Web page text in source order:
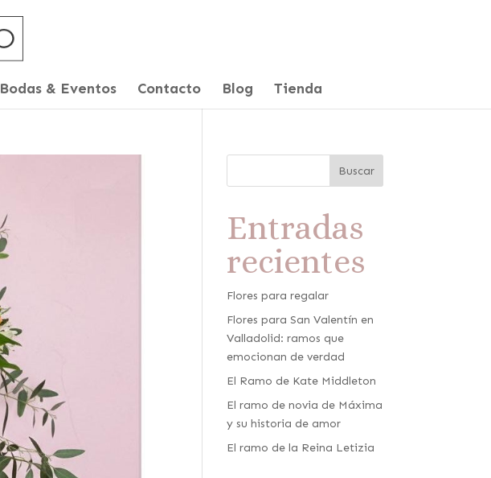
Bodas & Eventos Contacto Blog Tienda
Buscar
Entradas
recientes
Flores para regalar
Flores para San Valentín en
Valladolid: ramos que
emocionan de verdad
El Ramo de Kate Middleton
El ramo de novia de Máxima
y su historia de amor
El ramo de la Reina Letizia